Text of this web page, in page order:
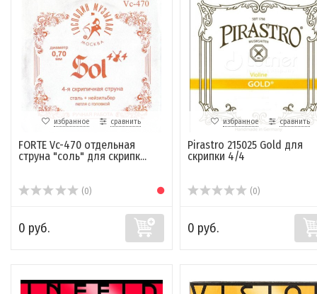
избранное сравнить
FORTE Vc-470 отдельная
струна "соль" для скрипк...
(0)
0 руб.
избранное сравнить
Pirastro 215025 Gold для
скрипки 4/4
(0)
0 руб.